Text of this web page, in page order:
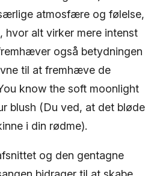
atmosfære og følelse,
hvor alt virker mere intenst
også betydningen
til at fremhæve de
know the soft moonlight
blush (Du ved, at det bløde
i din rødme).
og den gentagne